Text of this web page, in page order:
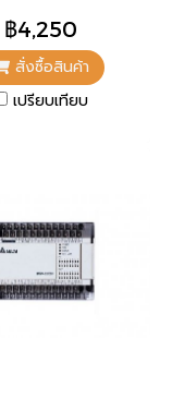
และ CP1H
฿4,250
สั่งซื้อสินค้า
เปรียบเทียบ